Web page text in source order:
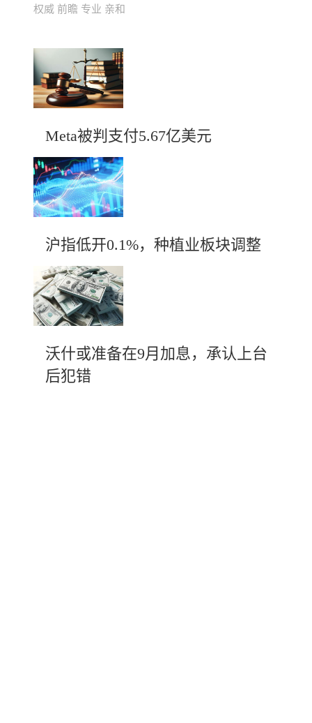
权威 前瞻 专业 亲和
Meta被判支付5.67亿美元
沪指低开0.1%，种植业板块调整
沃什或准备在9月加息，承认上台
后犯错